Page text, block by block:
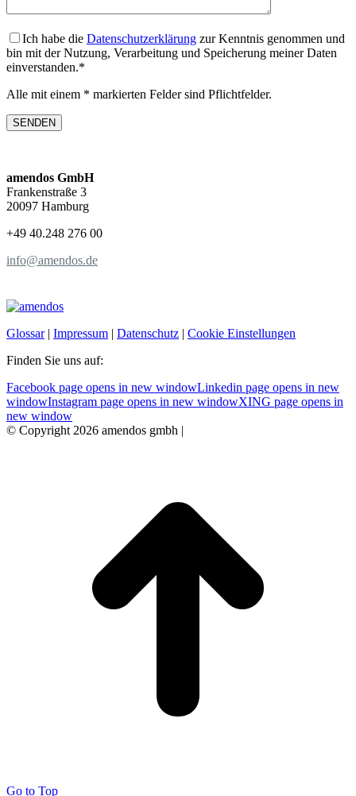
Ich habe die Datenschutzerklärung zur Kenntnis genommen und
bin mit der Nutzung, Verarbeitung und Speicherung meiner Daten
einverstanden.*
Alle mit einem * markierten Felder sind Pflichtfelder.
amendos GmbH
Frankenstraße 3
20097 Hamburg
+49 40.248 276 00
info@amendos.de
Glossar| Impressum | Datenschutz | Cookie Einstellungen
Finden Sie uns auf:
Facebook page opens in new windowLinkedin page opens in new
windowInstagram page opens in new windowXING page opens in
new window
© Copyright 2026 amendos gmbh |
Go to Top